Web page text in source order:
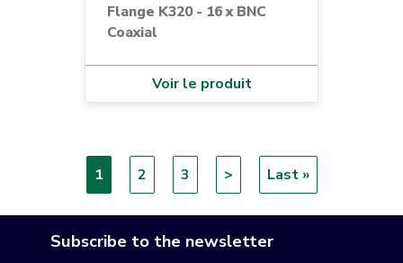
Flange K320 - 16 x BNC
Coaxial
Voir le produit
Current
page
1 Page
2 Page
3
Next
page
>
Last
page
Last »
Subscribe to the newsletter